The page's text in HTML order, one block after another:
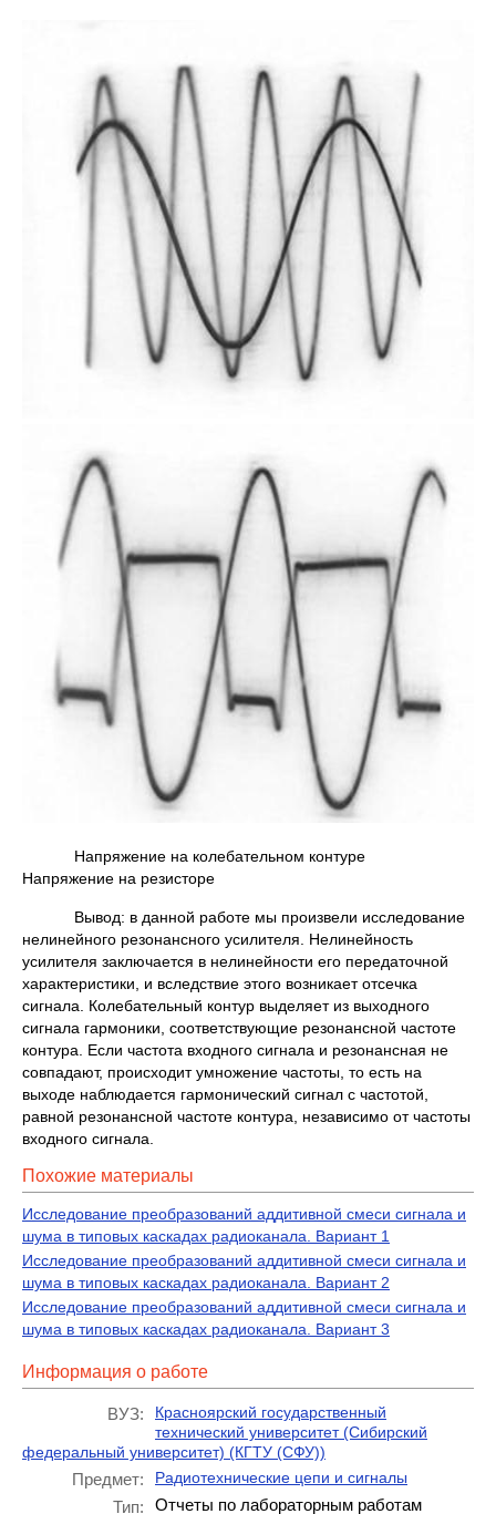
Напряжение на колебательном контуре
Напряжение на резисторе
Вывод: в данной работе мы произвели исследование
нелинейного резонансного усилителя. Нелинейность
усилителя заключается в нелинейности его передаточной
характеристики, и вследствие этого возникает отсечка
сигнала. Колебательный контур выделяет из выходного
сигнала гармоники, соответствующие резонансной частоте
контура. Если частота входного сигнала и резонансная не
совпадают, происходит умножение частоты, то есть на
выходе наблюдается гармонический сигнал с частотой,
равной резонансной частоте контура, независимо от частоты
входного сигнала.
Похожие материалы
Исследование преобразований аддитивной смеси сигнала и
шума в типовых каскадах радиоканала. Вариант 1
Исследование преобразований аддитивной смеси сигнала и
шума в типовых каскадах радиоканала. Вариант 2
Исследование преобразований аддитивной смеси сигнала и
шума в типовых каскадах радиоканала. Вариант 3
Информация о работе
ВУЗ:
Красноярский государственный
технический университет (Сибирский
федеральный университет) (КГТУ (СФУ))
Предмет: Радиотехнические цепи и сигналы
Тип: Отчеты по лабораторным работам